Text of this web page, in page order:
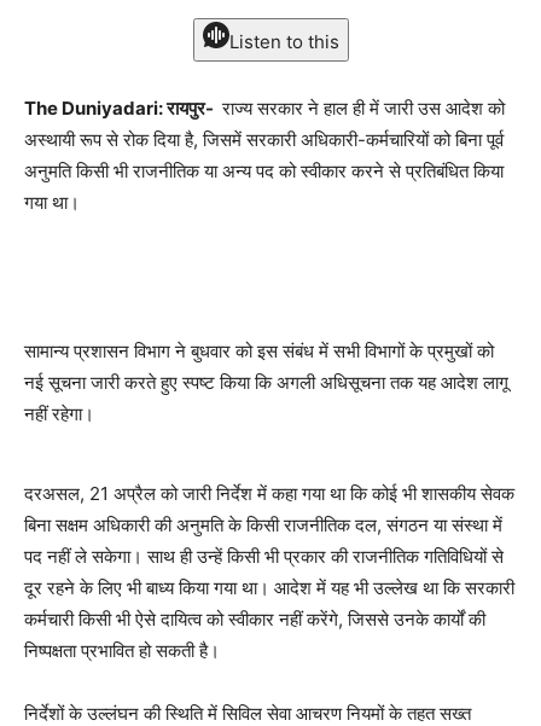
Listen to this
The Duniyadari: रायपुर- राज्य सरकार ने हाल ही में जारी उस आदेश को
अस्थायी रूप से रोक दिया है, जिसमें सरकारी अधिकारी-कर्मचारियों को बिना पूर्व
अनुमति किसी भी राजनीतिक या अन्य पद को स्वीकार करने से प्रतिबंधित किया
गया था।
सामान्य प्रशासन विभाग ने बुधवार को इस संबंध में सभी विभागों के प्रमुखों को
नई सूचना जारी करते हुए स्पष्ट किया कि अगली अधिसूचना तक यह आदेश लागू
नहीं रहेगा।
दरअसल, 21 अप्रैल को जारी निर्देश में कहा गया था कि कोई भी शासकीय सेवक
बिना सक्षम अधिकारी की अनुमति के किसी राजनीतिक दल, संगठन या संस्था में
पद नहीं ले सकेगा। साथ ही उन्हें किसी भी प्रकार की राजनीतिक गतिविधियों से
दूर रहने के लिए भी बाध्य किया गया था। आदेश में यह भी उल्लेख था कि सरकारी
कर्मचारी किसी भी ऐसे दायित्व को स्वीकार नहीं करेंगे, जिससे उनके कार्यों की
निष्पक्षता प्रभावित हो सकती है।
निर्देशों के उल्लंघन की स्थिति में सिविल सेवा आचरण नियमों के तहत सख्त